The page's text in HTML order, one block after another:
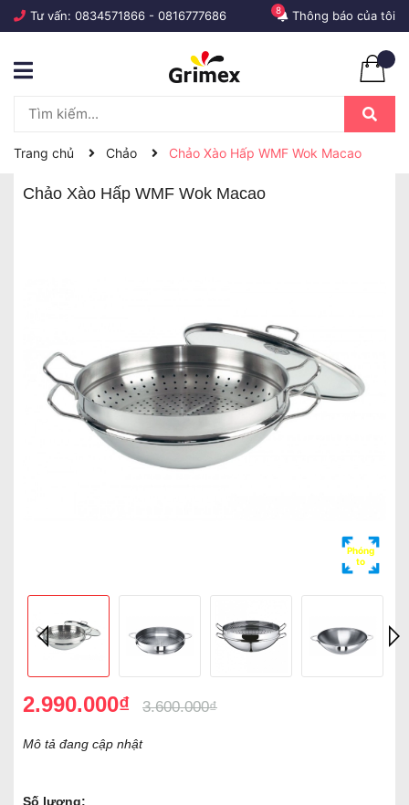
Tư vấn: 0834571866 - 0816777686 Thông báo của tôi
8
Trang chủ Chảo Chảo Xào Hấp WMF Wok Macao
Chảo Xào Hấp WMF Wok Macao
Phóng
to
2.990.000₫ 3.600.000₫
Mô tả đang cập nhật
Số lượng: